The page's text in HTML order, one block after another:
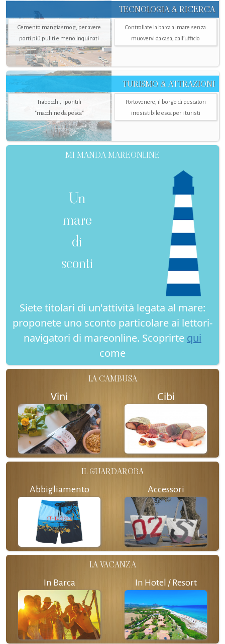
TECNOLOGIA & RICERCA
Cemento mangiasmog, per avere
porti più puliti e meno inquinati
Controllate la barca al mare senza
muovervi da casa, dall’ufficio
TURISMO & ATTRAZIONI
Trabocchi, i pontili
"macchine da pesca"
Portovenere, il borgo di pescatori
irresistibile esca per i turisti
MI MANDA MAREONLINE
Un
mare
di
sconti
Siete titolari di un'attività legata al mare:
proponete uno sconto particolare ai lettori-
navigatori di mareonline. Scoprirte qui
come
LA CAMBUSA
Vini Cibi
IL GUARDAROBA
Abbigliamento Accessori
LA VACANZA
In Barca In Hotel / Resort